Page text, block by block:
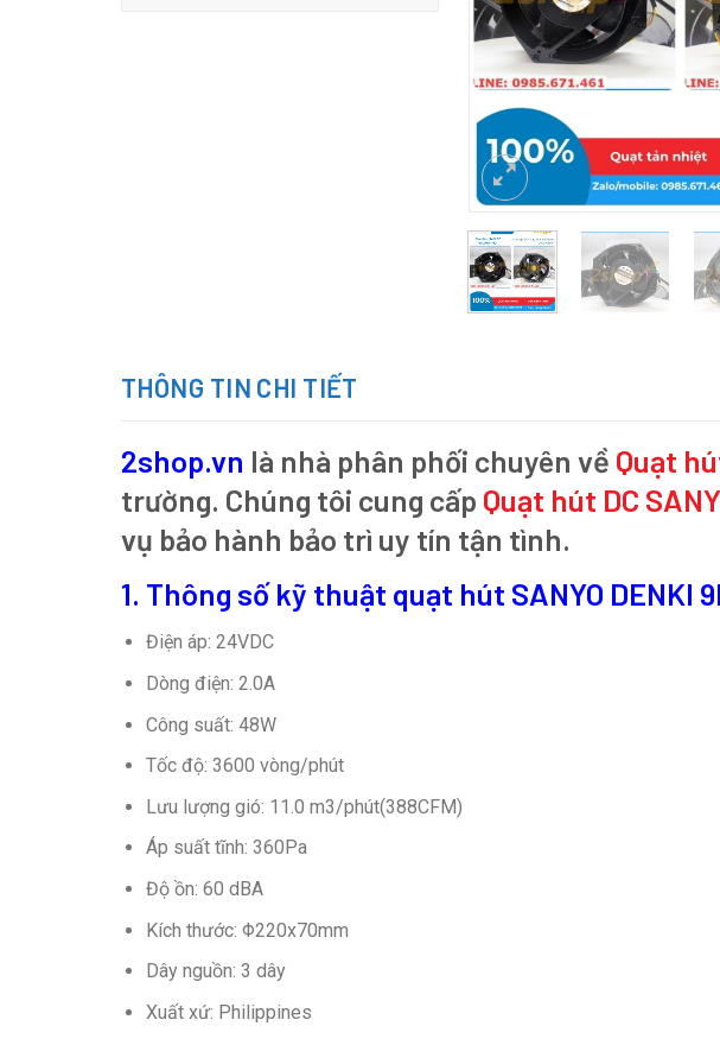
THÔNG TIN CHI TIẾT
2shop.vn là nhà phân phối chuyên về Quạt
trường. Chúng tôi cung cấp Quạt hút DC
vụ bảo hành bảo trì uy tín tận tình.
1. Thông số kỹ thuật quạt hút SANYO DENKI
Điện áp: 24VDC
Dòng điện: 2.0A
Công suất: 48W
Tốc độ: 3600 vòng/phút
Lưu lượng gió: 11.0 m3/phút(388CFM)
Áp suất tĩnh: 360Pa
Độ ồn: 60 dBA
Kích thước: Φ220x70mm
Dây nguồn: 3 dây
Xuất xứ: Philippines